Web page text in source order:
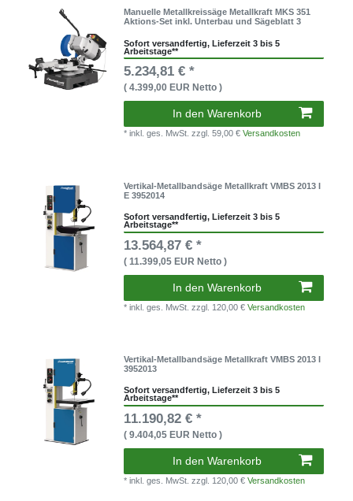
Manuelle Metallkreissäge Metallkraft MKS 351
Aktions-Set inkl. Unterbau und Sägeblatt 3
Sofort versandfertig, Lieferzeit 3 bis 5
Arbeitstage**
5.234,81 € *
( 4.399,00 EUR Netto )
In den Warenkorb
* inkl. ges. MwSt.zzgl. 59,00 €Versandkosten
Vertikal-Metallbandsäge Metallkraft VMBS 2013 I
E 3952014
Sofort versandfertig, Lieferzeit 3 bis 5
Arbeitstage**
13.564,87 € *
( 11.399,05 EUR Netto )
In den Warenkorb
* inkl. ges. MwSt.zzgl. 120,00 €Versandkosten
Vertikal-Metallbandsäge Metallkraft VMBS 2013 I
3952013
Sofort versandfertig, Lieferzeit 3 bis 5
Arbeitstage**
11.190,82 € *
( 9.404,05 EUR Netto )
In den Warenkorb
* inkl. ges. MwSt.zzgl. 120,00 €Versandkosten